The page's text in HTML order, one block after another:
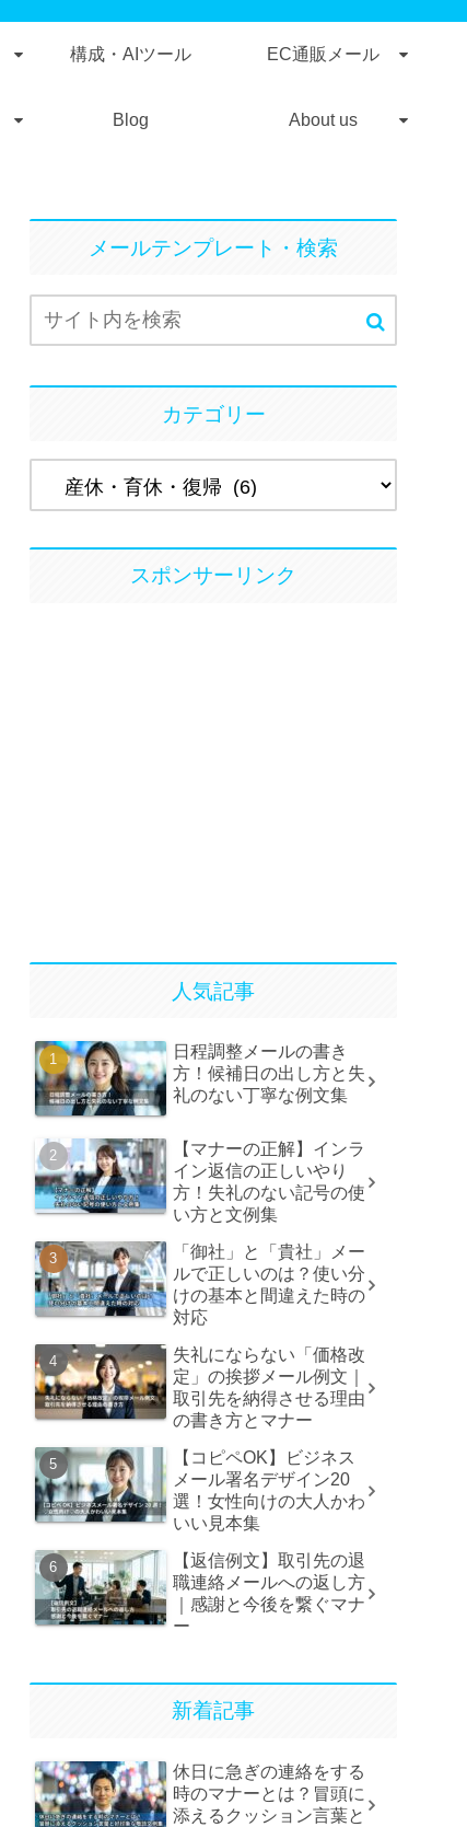
構成・AIツール EC通販メール
Blog About us
メールテンプレート・検索
カテゴリー
スポンサーリンク
人気記事
日程調整メールの書き
方！候補日の出し方と失
礼のない丁寧な例文集
【マナーの正解】インラ
イン返信の正しいやり
方！失礼のない記号の使
い方と文例集
「御社」と「貴社」メー
ルで正しいのは？使い分
けの基本と間違えた時の
対応
失礼にならない「価格改
定」の挨拶メール例文｜
取引先を納得させる理由
の書き方とマナー
【コピペOK】ビジネス
メール署名デザイン20
選！女性向けの大人かわ
いい見本集
【返信例文】取引先の退
職連絡メールへの返し方
｜感謝と今後を繋ぐマナ
ー
新着記事
休日に急ぎの連絡をする
時のマナーとは？冒頭に
添えるクッション言葉と